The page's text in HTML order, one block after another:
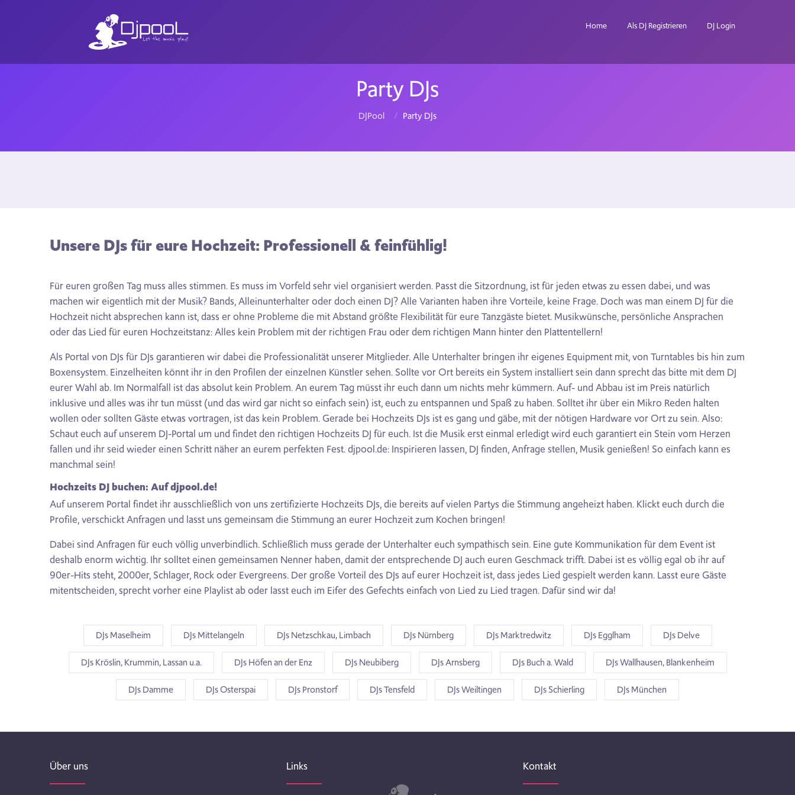
Home Als DJ Registrieren DJ Login
Party DJs
DJPool Party DJs
Unsere DJs für eure Hochzeit: Professionell & feinfühlig!
Für euren großen Tag muss alles stimmen. Es muss im Vorfeld sehr viel organisiert werden. Passt die Sitzordnung, ist für jeden etwas zu essen dabei, und was
machen wir eigentlich mit der Musik? Bands, Alleinunterhalter oder doch einen DJ? Alle Varianten haben ihre Vorteile, keine Frage. Doch was man einem DJ für die
Hochzeit nicht absprechen kann ist, dass er ohne Probleme die mit Abstand größte Flexibilität für eure Tanzgäste bietet. Musikwünsche, persönliche Ansprachen
oder das Lied für euren Hochzeitstanz: Alles kein Problem mit der richtigen Frau oder dem richtigen Mann hinter den Plattentellern!
Als Portal von DJs für DJs garantieren wir dabei die Professionalität unserer Mitglieder. Alle Unterhalter bringen ihr eigenes Equipment mit, von Turntables bis hin zum
Boxensystem. Einzelheiten könnt ihr in den Profilen der einzelnen Künstler sehen. Sollte vor Ort bereits ein System installiert sein dann sprecht das bitte mit dem DJ
eurer Wahl ab. Im Normalfall ist das absolut kein Problem. An eurem Tag müsst ihr euch dann um nichts mehr kümmern. Auf- und Abbau ist im Preis natürlich
inklusive und alles was ihr tun müsst (und das wird gar nicht so einfach sein) ist, euch zu entspannen und Spaß zu haben. Solltet ihr über ein Mikro Reden halten
wollen oder sollten Gäste etwas vortragen, ist das kein Problem. Gerade bei Hochzeits DJs ist es gang und gäbe, mit der nötigen Hardware vor Ort zu sein. Also:
Schaut euch auf unserem DJ-Portal um und findet den richtigen Hochzeits DJ für euch. Ist die Musik erst einmal erledigt wird euch garantiert ein Stein vom Herzen
fallen und ihr seid wieder einen Schritt näher an eurem perfekten Fest. djpool.de: Inspirieren lassen, DJ finden, Anfrage stellen, Musik genießen! So einfach kann es
manchmal sein!
Hochzeits DJ buchen: Auf djpool.de!
Auf unserem Portal findet ihr ausschließlich von uns zertifizierte Hochzeits DJs, die bereits auf vielen Partys die Stimmung angeheizt haben. Klickt euch durch die
Profile, verschickt Anfragen und lasst uns gemeinsam die Stimmung an eurer Hochzeit zum Kochen bringen!
Dabei sind Anfragen für euch völlig unverbindlich. Schließlich muss gerade der Unterhalter euch sympathisch sein. Eine gute Kommunikation für dem Event ist
deshalb enorm wichtig. Ihr solltet einen gemeinsamen Nenner haben, damit der entsprechende DJ auch euren Geschmack trifft. Dabei ist es völlig egal ob ihr auf
90er-Hits steht, 2000er, Schlager, Rock oder Evergreens. Der große Vorteil des DJs auf eurer Hochzeit ist, dass jedes Lied gespielt werden kann. Lasst eure Gäste
mitentscheiden, sprecht vorher eine Playlist ab oder lasst euch im Eifer des Gefechts einfach von Lied zu Lied tragen. Dafür sind wir da!
DJs Maselheim DJs Mittelangeln DJs Netzschkau, Limbach DJs Nürnberg DJs Marktredwitz DJs Egglham DJs Delve
DJs Kröslin, Krummin, Lassan u.a. DJs Höfen an der Enz DJs Neubiberg DJs Arnsberg DJs Buch a. Wald DJs Wallhausen, Blankenheim
DJs Damme DJs Osterspai DJs Pronstorf DJs Tensfeld DJs Weiltingen DJs Schierling DJs München
Über uns Links Kontakt